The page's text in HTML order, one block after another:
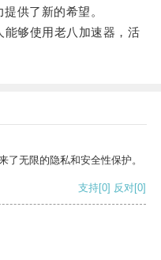
供了新的希望。
够使用老八加速器，活
了无限的隐私和安全性保护。
支持[0] 反对[0]